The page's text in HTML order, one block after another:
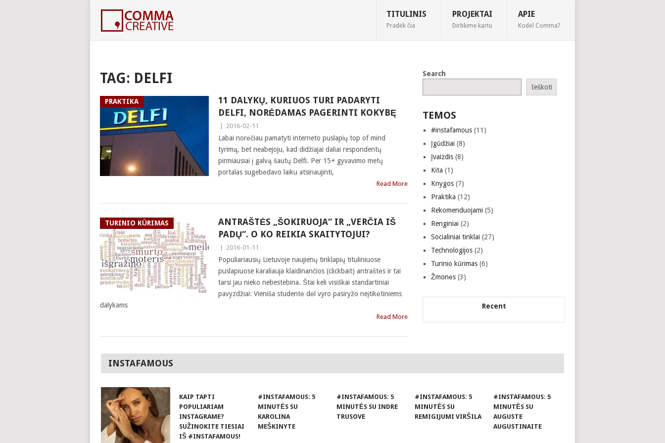
TITULINIS
Pradėk čia
PROJEKTAI
Dirbkime kartu
APIE
Kodėl Comma?
TAG: DELFI
PRAKTIKA
11 DALYKŲ, KURIUOS TURI PADARYTI
DELFI, NORĖDAMAS PAGERINTI KOKYBĘ
2016-02-11
Labai norėčiau pamatyti interneto puslapių top of mind
tyrimą, bet neabejoju, kad didžiajai daliai respondentų
pirmiausiai į galvą šautų Delfi. Per 15+ gyvavimo metų
portalas sugebėdavo laiku atsinaujinti,
Read More
TURINIO KŪRIMAS
ANTRAŠTĖS „ŠOKIRUOJA“ IR „VERČIA IŠ
PADŲ“. O KO REIKIA SKAITYTOJUI?
2016-01-11
Populiariausių Lietuvoje naujienų tinklapių tituliniuose
puslapiuose karaliauja klaidinančios (clickbait) antraštės ir tai
tarsi jau nieko nebestebina. Štai keli visiškai standartiniai
pavyzdžiai: Vieniša studentė dėl vyro pasiryžo neįtikėtiniems
dalykams
Read More
Search
Ieškoti
TEMOS
#instafamous (11)
Įgūdžiai (8)
Įvaizdis (8)
Kita (1)
Knygos (7)
Praktika (12)
Rekomenduojami (5)
Renginiai (2)
Socialiniai tinklai (27)
Technologijos (2)
Turinio kūrimas (6)
Žmonės (3)
Recent
INSTAFAMOUS
KAIP TAPTI
POPULIARIAM
INSTAGRAME?
SUŽINOKITE TIESIAI
IŠ #INSTAFAMOUS!
#INSTAFAMOUS: 5
MINUTĖS SU
KAROLINA
MEŠKINYTE
#INSTAFAMOUS: 5
MINUTĖS SU INDRE
TRUSOVE
#INSTAFAMOUS: 5
MINUTĖS SU
REMIGIJUMI VIRŠILA
#INSTAFAMOUS: 5
MINUTĖS SU
AUGUSTE
AUGUSTINAITE